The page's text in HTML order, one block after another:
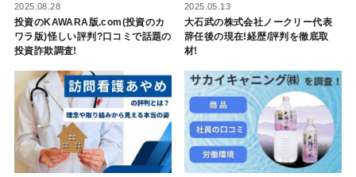
2025.08.28
投資のKAWARA版.com(投資のカ
ワラ版)怪しい評判?口コミで話題の
投資詐欺調査!
2025.05.13
大石武の株式会社ノークリー代表
辞任後の現在!経歴/評判を徹底取
材!